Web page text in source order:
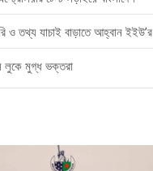
ও তথ্য যাচাই বাড়াতে আহ্বান ইইউ’র
লুকে মুগ্ধ ভক্তরা